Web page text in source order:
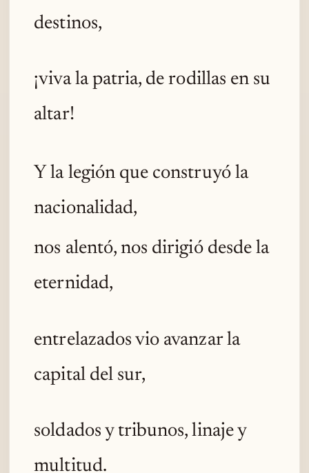
destinos,
¡viva la patria, de rodillas en su
altar!
Y la legión que construyó la
nacionalidad,
nos alentó, nos dirigió desde la
eternidad,
entrelazados vio avanzar la
capital del sur,
soldados y tribunos, linaje y
multitud.